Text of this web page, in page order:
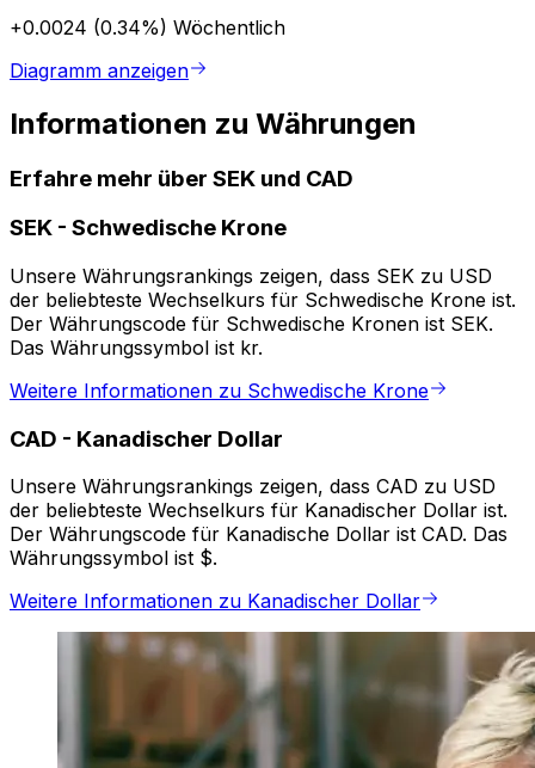
+0.0024 (0.34%) Wöchentlich
Diagramm anzeigen
Informationen zu Währungen
Erfahre mehr über SEK und CAD
SEK - Schwedische Krone
Unsere Währungsrankings zeigen, dass SEK zu USD
der beliebteste Wechselkurs für Schwedische Krone ist.
Der Währungscode für Schwedische Kronen ist SEK.
Das Währungssymbol ist kr.
Weitere Informationen zu Schwedische Krone
CAD - Kanadischer Dollar
Unsere Währungsrankings zeigen, dass CAD zu USD
der beliebteste Wechselkurs für Kanadischer Dollar ist.
Der Währungscode für Kanadische Dollar ist CAD. Das
Währungssymbol ist $.
Weitere Informationen zu Kanadischer Dollar